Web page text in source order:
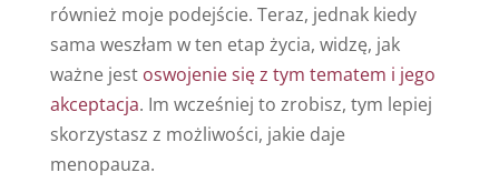
również moje podejście. Teraz, jednak kiedy
sama weszłam w ten etap życia, widzę, jak
ważne jest oswojenie się z tym tematem i jego
akceptacja. Im wcześniej to zrobisz, tym lepiej
skorzystasz z możliwości, jakie daje
menopauza.